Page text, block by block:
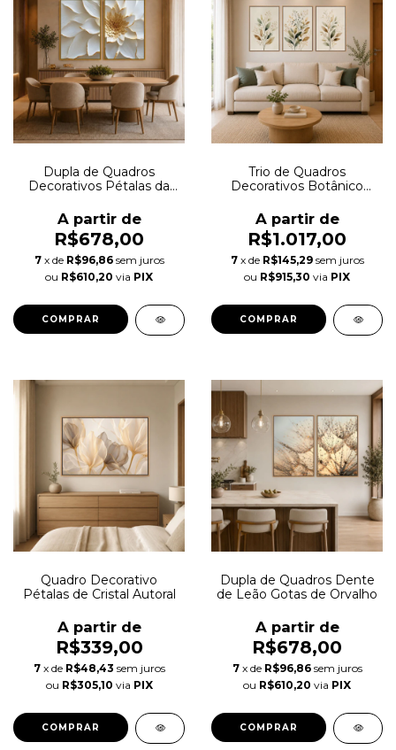
Dupla de Quadros
Decorativos Pétalas da
A partir de
R$678,00
7 x de R$96,86 sem juros
ou R$610,20 via PIX
COMPRAR
Trio de Quadros
Decorativos Botânico
A partir de
R$1.017,00
7 x de R$145,29 sem juros
ou R$915,30 via PIX
COMPRAR
Quadro Decorativo
Pétalas de Cristal Autoral
A partir de
R$339,00
7 x de R$48,43 sem juros
ou R$305,10 via PIX
COMPRAR
Dupla de Quadros Dente
de Leão Gotas de Orvalho
A partir de
R$678,00
7 x de R$96,86 sem juros
ou R$610,20 via PIX
COMPRAR